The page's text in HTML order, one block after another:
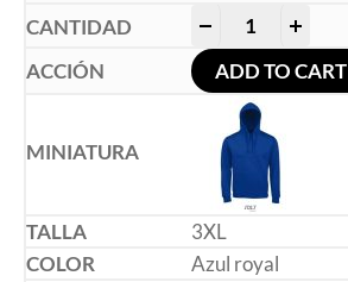
ADD TO CART
3XL
Azul royal